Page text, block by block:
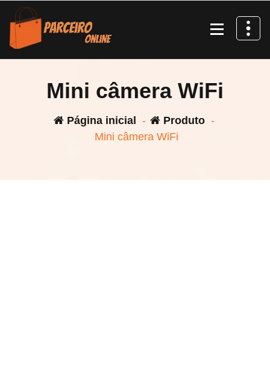
Pular
para
conteúdo
Mini câmera WiFi
Página inicial - Produto -
Mini câmera WiFi